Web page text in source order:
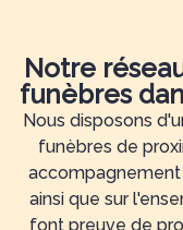
Notre
funèbres
Nous disposons
funèbres de
accompagnement
ainsi que sur
font preuve de